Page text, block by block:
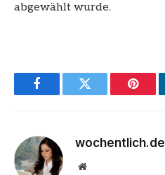
abgewählt wurde.
FacebookTwitter
wochentlich.de
Website